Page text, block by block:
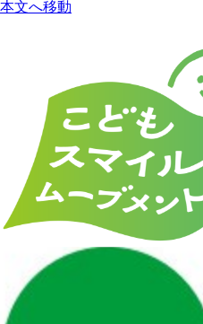
本文へ移動